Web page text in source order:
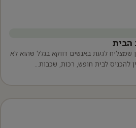
הבית
שמצליח לגעת באנשים דווקא בגלל שהוא לא
להכניס לבית חופש, רכות, שכבות…